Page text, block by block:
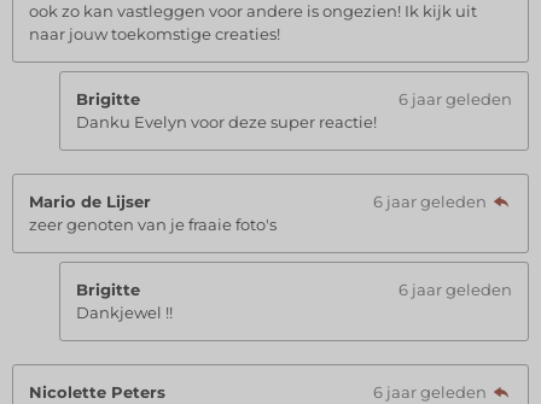
ook zo kan vastleggen voor andere is ongezien! Ik kijk uit
naar jouw toekomstige creaties!
Brigitte
6 jaar geleden
Danku Evelyn voor deze super reactie!
Mario de Lijser
6 jaar geleden
zeer genoten van je fraaie foto's
Brigitte
6 jaar geleden
Dankjewel !!
Nicolette Peters
6 jaar geleden